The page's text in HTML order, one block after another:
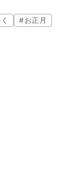
#お正月